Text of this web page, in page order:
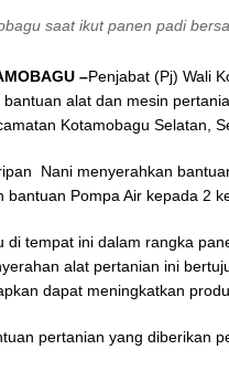
saat ikut panen padi
–Penjabat (Pj) Wali
alat dan mesin
Kotamobagu Selatan,
Nani menyerahkan
bantuan Pompa Air kepada 2
di tempat ini dalam rangka
alat pertanian ini
dapat meningkatkan
pertanian yang diberikan